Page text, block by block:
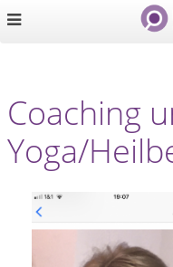
Coaching
Yoga/